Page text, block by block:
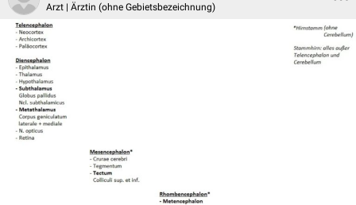
Arzt | Ärztin (ohne Gebietsbezeichnung)